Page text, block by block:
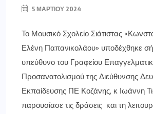
5 ΜΑΡΤΊΟΥ 2024
Το Μουσικό Σχολείο Σιάτιστας
Ελένη Παπανικολάου» υποδέχθηκε
υπεύθυνο του Γραφείου
Προσανατολισμού της Διεύθυνσης
Εκπαίδευσης ΠΕ Κοζάνης, κ Ιωάννη
παρουσίασε τις δράσεις και τη